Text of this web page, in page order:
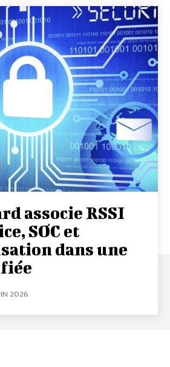
associe RSSI
SOC et
dans une
2026